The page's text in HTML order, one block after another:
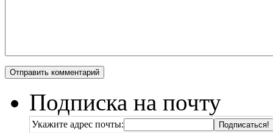
Подписка на почту
Укажите адрес почты: